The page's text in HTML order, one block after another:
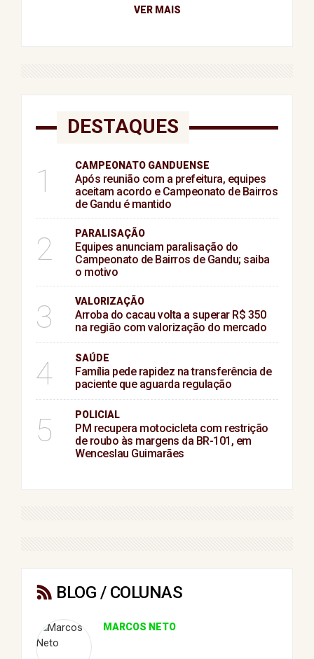
VER MAIS
DESTAQUES
1 CAMPEONATO GANDUENSE
Após reunião com a prefeitura, equipes
aceitam acordo e Campeonato de Bairros
de Gandu é mantido
2 PARALISAÇÃO
Equipes anunciam paralisação do
Campeonato de Bairros de Gandu; saiba
o motivo
3 VALORIZAÇÃO
Arroba do cacau volta a superar R$ 350
na região com valorização do mercado
4 SAÚDE
Família pede rapidez na transferência de
paciente que aguarda regulação
5 POLICIAL
PM recupera motocicleta com restrição
de roubo às margens da BR-101, em
Wenceslau Guimarães
BLOG / COLUNAS
MARCOS NETO